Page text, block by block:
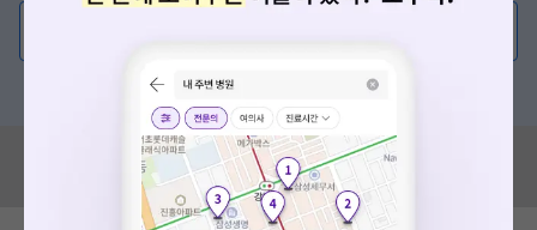
혹은, 의료상담 서비스에 다양한 게시글 보러가기
혹시 잘못된 병원정보가 있나요?
모두닥 팀에 알려주세요!